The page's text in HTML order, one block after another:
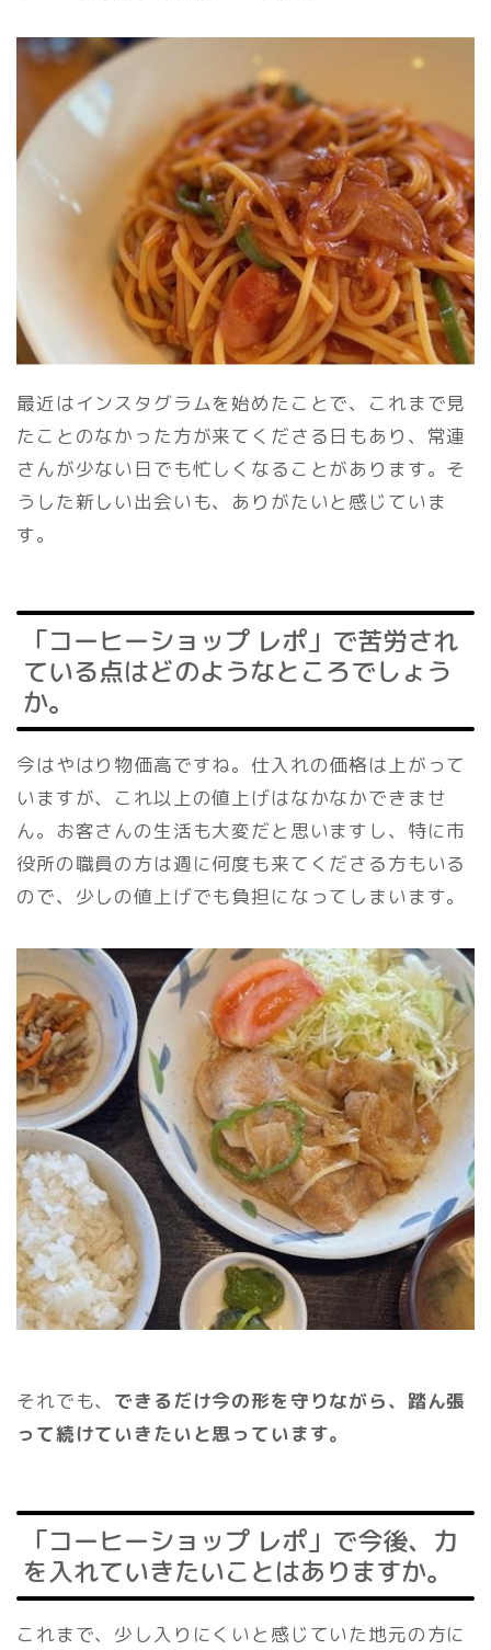
最近はインスタグラムを始めたことで、これまで見
たことのなかった方が来てくださる日もあり、常連
さんが少ない日でも忙しくなることがあります。そ
うした新しい出会いも、ありがたいと感じていま
す。
「コーヒーショップ レポ」で苦労され
ている点はどのようなところでしょう
か。
今はやはり物価高ですね。仕入れの価格は上がって
いますが、これ以上の値上げはなかなかできませ
ん。お客さんの生活も大変だと思いますし、特に市
役所の職員の方は週に何度も来てくださる方もいる
ので、少しの値上げでも負担になってしまいます。
それでも、 できるだけ今の形を守りながら、踏ん張
って続けていきたいと思っています。
「コーヒーショップ レポ」で今後、力
を入れていきたいことはありますか。
これまで、少し入りにくいと感じていた地元の方に